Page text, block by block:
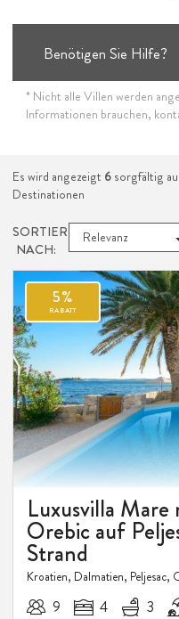
Benötigen Sie Hilfe?
* Nicht alle Villen werden
Informationen brauchen,
Es wird angezeigt 6 sorgfältig
Destinationen
SORTIEREN
NACH:
5%
RABATT
Luxusvilla Mare
Orebic auf
Strand
Kroatien, Dalmatien, Peljesac,
9 4 3